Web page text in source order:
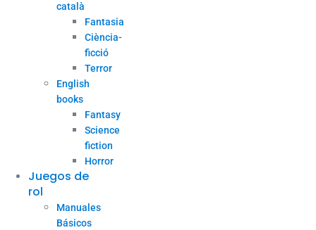
català
Fantasia
Ciència-
ficció
Terror
English
books
Fantasy
Science
fiction
Horror
Juegos de
rol
Manuales
Básicos